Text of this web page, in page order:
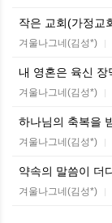
작은 교회(가정교
겨울나그네(김성*) |
내 영혼은 육신 장
겨울나그네(김성*) |
하나님의 축복을
겨울나그네(김성*) |
약속의 말씀이 더
겨울나그네(김성*) |